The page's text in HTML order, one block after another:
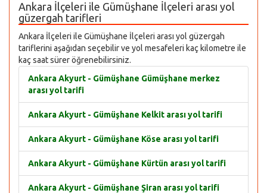
Ankara İlçeleri ile Gümüşhane İlçeleri arası yol
güzergah tarifleri
Ankara İlçeleri ile Gümüşhane İlçeleri arası yol güzergah
tariflerini aşağıdan seçebilir ve yol mesafeleri kaç kilometre ile
kaç saat sürer öğrenebilirsiniz.
Ankara Akyurt - Gümüşhane Gümüşhane merkez
arası yol tarifi
Ankara Akyurt - Gümüşhane Kelkit arası yol tarifi
Ankara Akyurt - Gümüşhane Köse arası yol tarifi
Ankara Akyurt - Gümüşhane Kürtün arası yol tarifi
Ankara Akyurt - Gümüşhane Şiran arası yol tarifi